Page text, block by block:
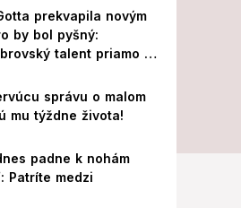
prekvapila novým
by bol pyšný:
talent priamo v
správu o malom
mu týždne života!
padne k nohám
Patríte medzi